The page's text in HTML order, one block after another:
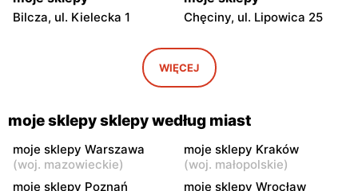
Bilcza, ul. Kielecka 1 Chęciny, ul. Lipowica 25
Iwaniska, ul. Ujazdowska 5
moje sklepy
Bogoria, ul. Rynek 30
Gorzyce, ul. Szkolna 44 Grębów, ul. Wydrza 180
moje sklepy
Jadachy, ul. Jadachy 111
moje sklepy
Jeżowe, ul. Zalesie 77
WIĘCEJ
moje sklepy sklepy według miast
moje sklepy Warszawa
(woj. mazowieckie)
moje sklepy Kraków
(woj. małopolskie)
moje sklepy Poznań
moje sklepy Wrocław